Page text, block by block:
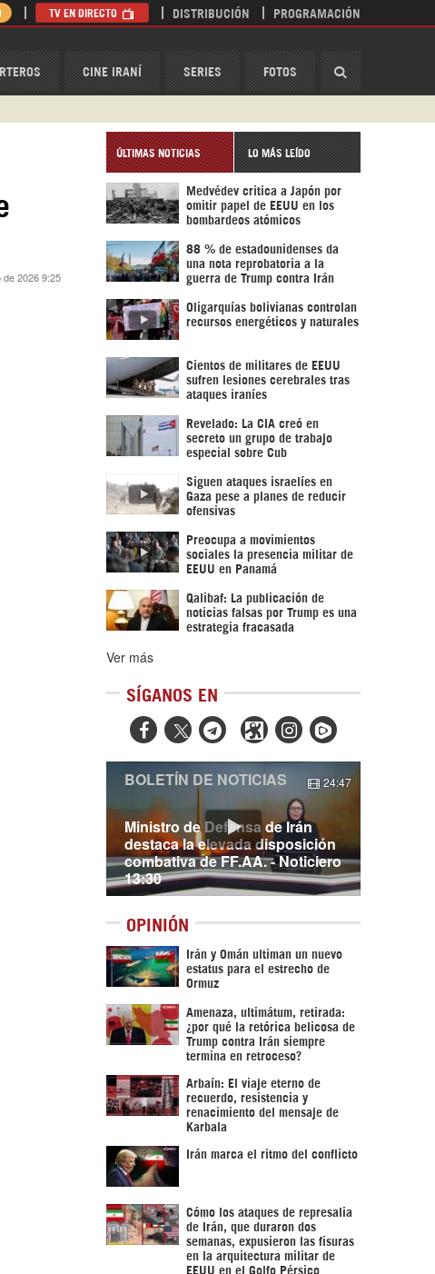
CINE IRANÍ SERIES FOTOS
TV EN DIRECTO DISTRIBUCIÓN PROGRAMACIÓN
2026 9:25
ÚLTIMAS NOTICIAS LO MÁS LEÍDO
Medvédev critica a Japón por
omitir papel de EEUU en los
bombardeos atómicos
88 % de estadounidenses da
una nota reprobatoria a la
guerra de Trump contra Irán
Oligarquías bolivianas controlan
recursos energéticos y naturales
Cientos de militares de EEUU
sufren lesiones cerebrales tras
ataques iraníes
Revelado: La CIA creó en
secreto un grupo de trabajo
especial sobre Cub
Siguen ataques israelíes en
Gaza pese a planes de reducir
ofensivas
Preocupa a movimientos
sociales la presencia militar de
EEUU en Panamá
Qalibaf: La publicación de
noticias falsas por Trump es una
estrategia fracasada
Ver más
SÍGANOS EN
  
Ministro de Defensa de Irán
destaca la elevada disposición
combativa de FF.AA. - Noticiero
13:30
BOLETÍN DE NOTICIAS 24:47
OPINIÓN
Irán y Omán ultiman un nuevo
estatus para el estrecho de
Ormuz
Amenaza, ultimátum, retirada:
¿por qué la retórica belicosa de
Trump contra Irán siempre
termina en retroceso?
Arbaín: El viaje eterno de
recuerdo, resistencia y
renacimiento del mensaje de
Karbala
Irán marca el ritmo del conflicto
Cómo los ataques de represalia
de Irán, que duraron dos
semanas, expusieron las fisuras
en la arquitectura militar de
EEUU en el Golfo Pérsico